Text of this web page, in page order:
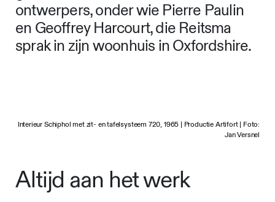
ontwerpers, onder wie Pierre Paulin
en Geoffrey Harcourt, die Reitsma
sprak in zijn woonhuis in Oxfordshire.
Interieur Schiphol met zit- en tafelsysteem 720, 1965 | Productie Artifort | Foto:
Jan Versnel
Altijd aan het werk